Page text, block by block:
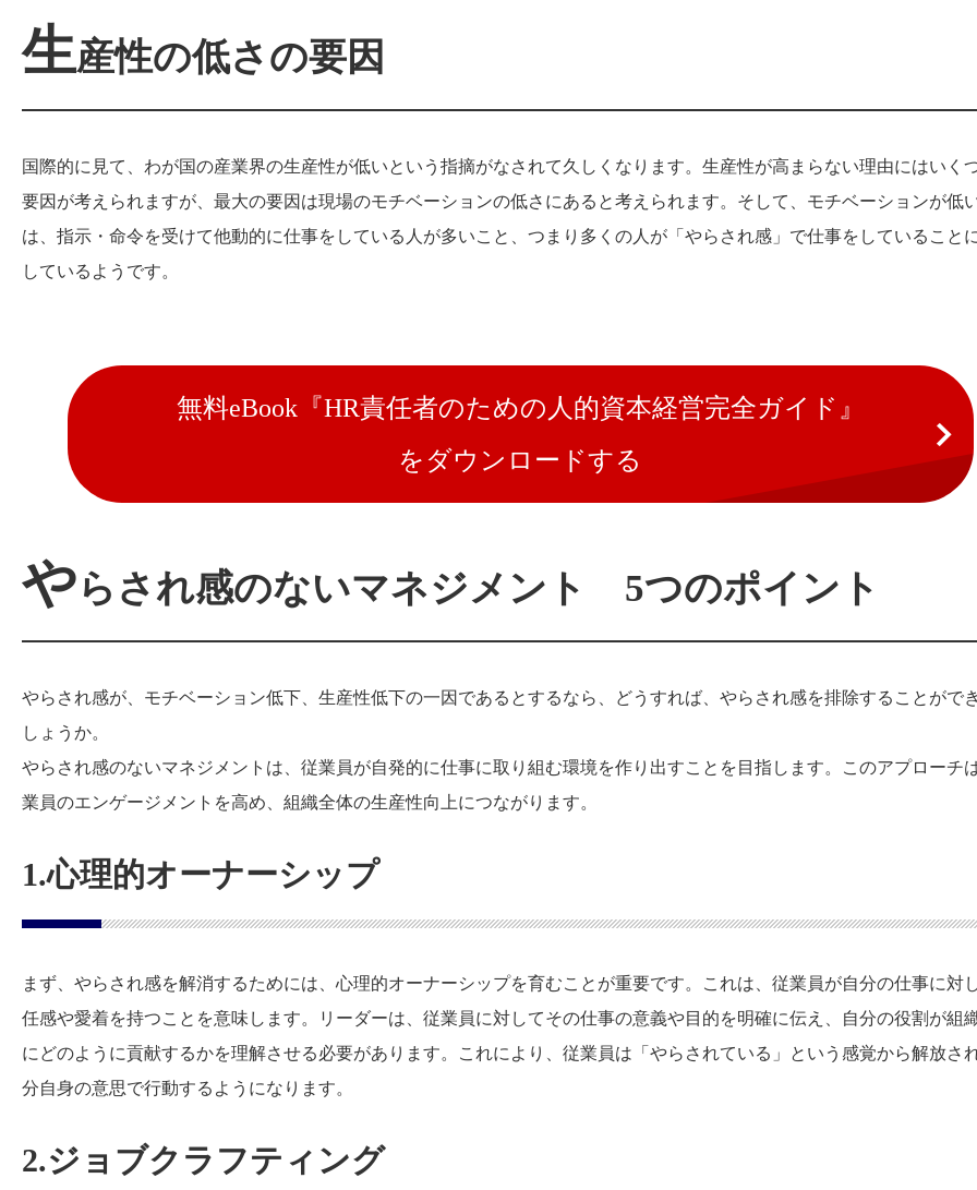
生産性の低さの要因
国際的に見て、わが国の産業界の生産性が低いという指摘がなされて久しくなります。生産性が高まらない理由にはいく
要因が考えられますが、最大の要因は現場のモチベーションの低さにあると考えられます。そして、モチベーションが低
は、指示・命令を受けて他動的に仕事をしている人が多いこと、つまり多くの人が「やらされ感」で仕事をしていること
しているようです。
無料eBook『HR責任者のための人的資本経営完全ガイド』
をダウンロードする
やらされ感のないマネジメント 5つのポイント
やらされ感が、モチベーション低下、生産性低下の一因であるとするなら、どうすれば、やらされ感を排除することがで
しょうか。
やらされ感のないマネジメントは、従業員が自発的に仕事に取り組む環境を作り出すことを目指します。このアプローチ
業員のエンゲージメントを高め、組織全体の生産性向上につながります。
1.心理的オーナーシップ
まず、やらされ感を解消するためには、心理的オーナーシップを育むことが重要です。これは、従業員が自分の仕事に対
任感や愛着を持つことを意味します。リーダーは、従業員に対してその仕事の意義や目的を明確に伝え、自分の役割が組
にどのように貢献するかを理解させる必要があります。これにより、従業員は「やらされている」という感覚から解放さ
分自身の意思で行動するようになります。
2.ジョブクラフティング